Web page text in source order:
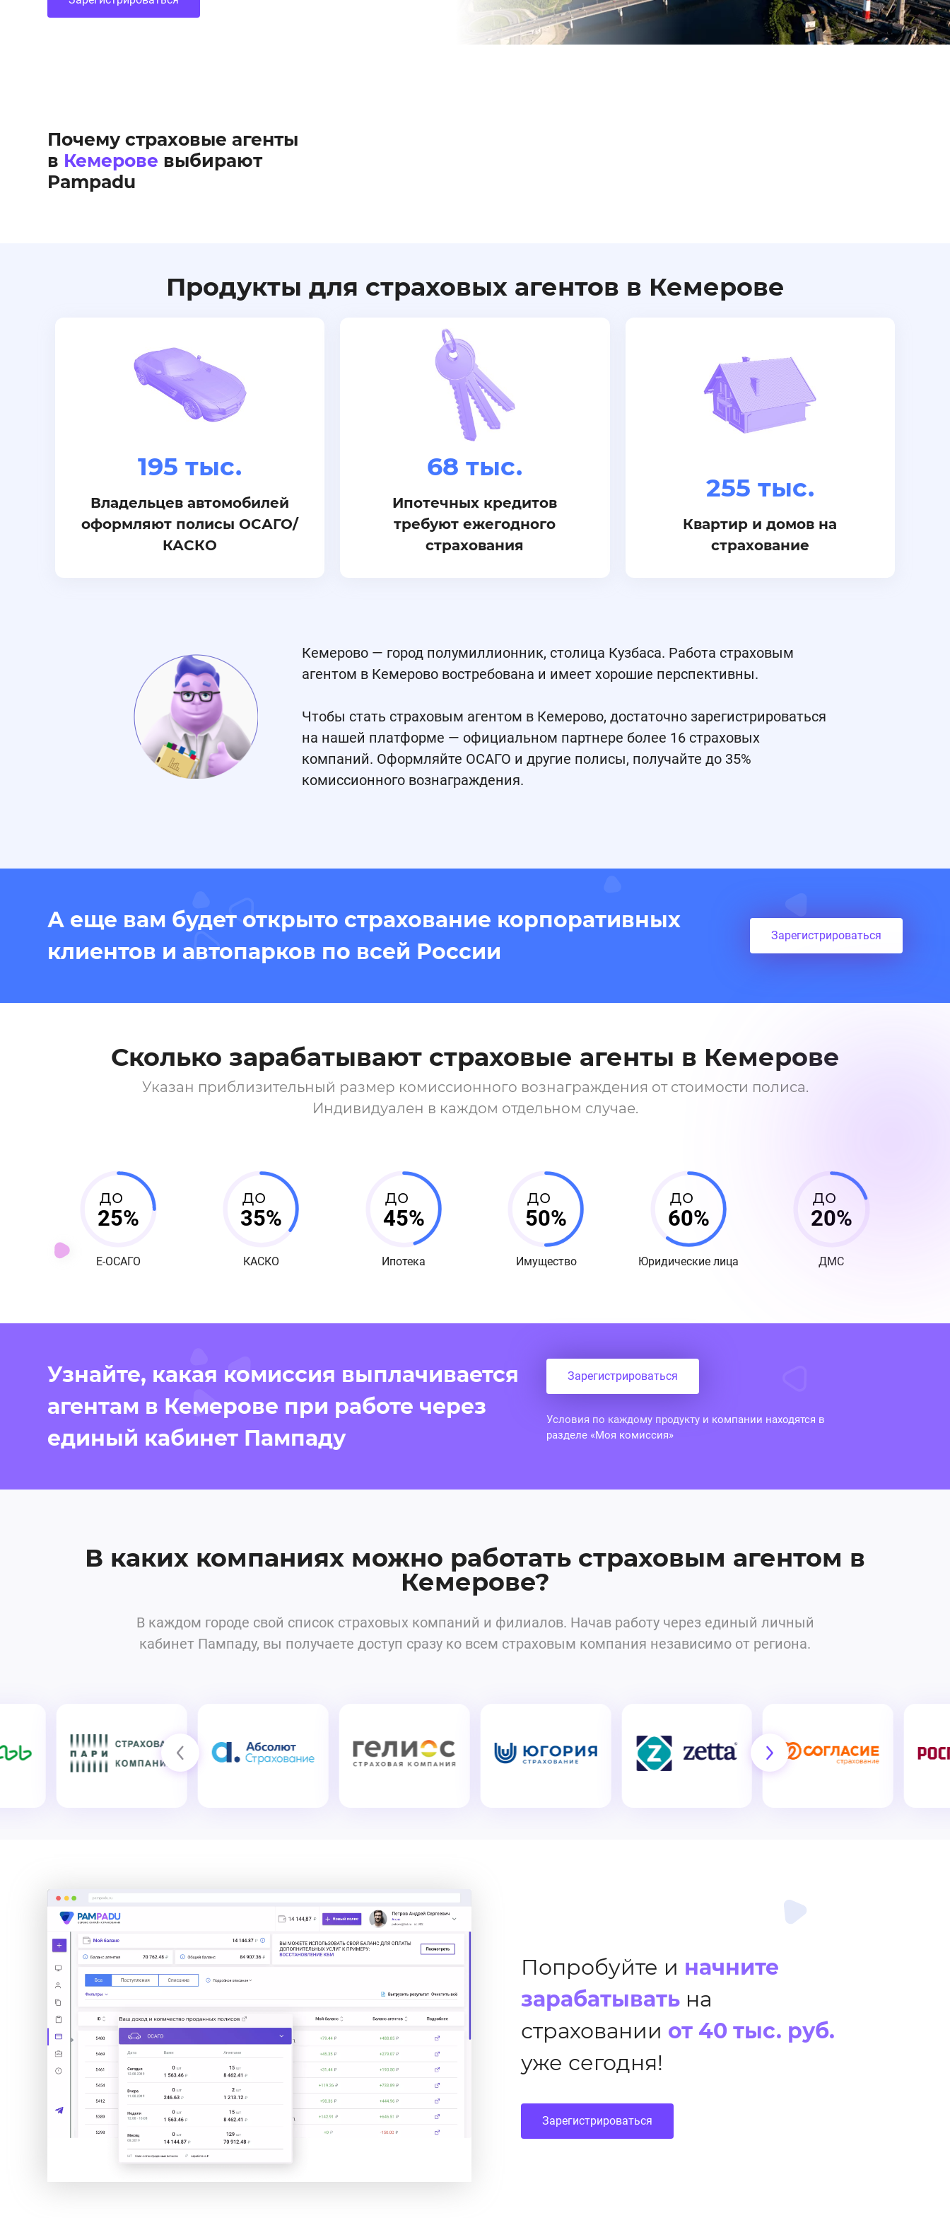
Почему страховые агенты
в Кемерове выбирают
Pampadu
Продукты для страховых агентов в Кемерове
195 тыс.
Владельцев автомобилей
оформляют полисы ОСАГО/
КАСКО
68 тыс.
Ипотечных кредитов
требуют ежегодного
страхования
255 тыс.
Квартир и домов на
страхование
Кемерово — город полумиллионник, столица Кузбаса. Работа страховым
агентом в Кемерово востребована и имеет хорошие перспективны.
Чтобы стать страховым агентом в Кемерово, достаточно зарегистрироваться
на нашей платформе — официальном партнере более 16 страховых
компаний. Оформляйте ОСАГО и другие полисы, получайте до 35%
комиссионного вознаграждения.
А еще вам будет открыто страхование корпоративных
клиентов и автопарков по всей России
Зарегистрироваться
Сколько зарабатывают страховые агенты в Кемерове
Указан приблизительный размер комиссионного вознаграждения от стоимости полиса.
Индивидуален в каждом отдельном случае.
до
25%
Е-ОСАГО
до
35%
КАСКО
до
45%
Ипотека
до
50%
Имущество
до
60%
Юридические лица
до
20%
ДМС
Узнайте, какая комиссия выплачивается
агентам в Кемерове при работе через
единый кабинет Пампаду
Зарегистрироваться
Условия по каждому продукту и компании находятся в
разделе «Моя комиссия»
В каких компаниях можно работать страховым агентом в
Кемерове?
В каждом городе свой список страховых компаний и филиалов. Начав работу через единый личный
кабинет Пампаду, вы получаете доступ сразу ко всем страховым компания независимо от региона.
Попробуйте и начните
зарабатывать на
страховании от 40 тыс. руб.
уже сегодня!
Зарегистрироваться